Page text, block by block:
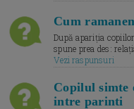
Cum
După apariția
spune prea des:
Vezi raspunsuri
Copilul simte
intre parinti